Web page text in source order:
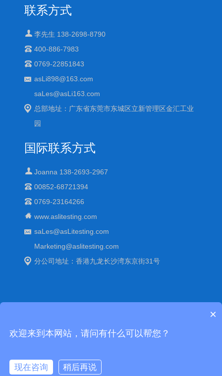
联系方式
李先生 138-2698-8790
400-886-7983
0769-22851843
asLi898@163.com
saLes@asLi163.com
总部地址：广东省东莞市东城区立新管理区金汇工业
园
国际联系方式
Joanna 138-2693-2967
00852-68721394
0769-23164266
www.aslitesting.com
saLes@asLitesting.com
Marketing@aslitesting.com
分公司地址：香港九龙长沙湾东京街31号
Reserved
站点地图(XML)
粤公网安备 44190002001125
×
欢迎来到本网站，请问有什么可以帮您？
现在咨询 稍后再说